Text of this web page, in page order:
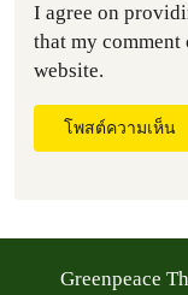
I agree on
that my comment
website.
โพสต์ความเห็น
Greenpeace